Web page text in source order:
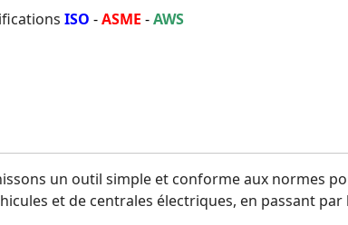
ISO -ASME -AWS
un outil simple et conforme aux normes
et de centrales électriques, en passant